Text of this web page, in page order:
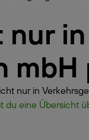
mbH
nur in
du eine Übersicht